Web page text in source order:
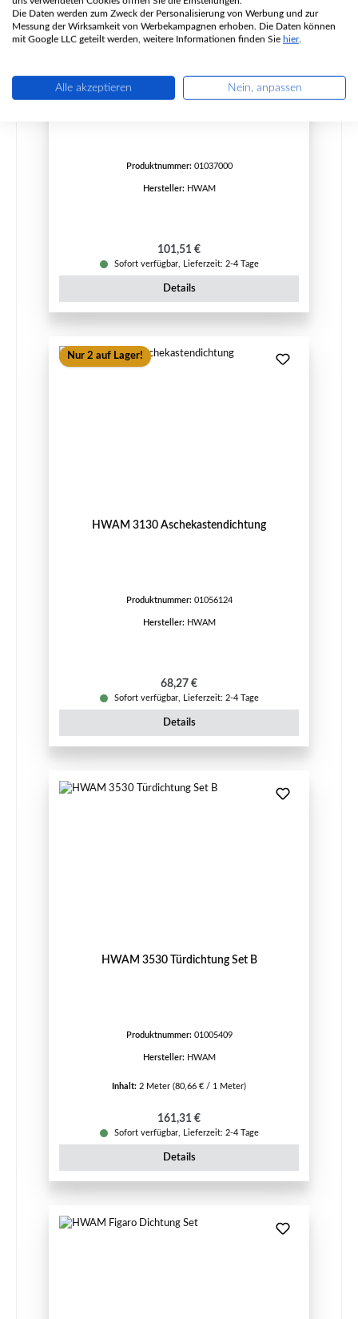
HWAM Beethoven Dichtung Set
Produktnummer: 01037000
Hersteller: HWAM
Regulärer Preis:
101,51 €
Sofort verfügbar, Lieferzeit: 2-4 Tage
Details
Nur 2 auf Lager!
HWAM 3130 Aschekastendichtung
Produktnummer: 01056124
Hersteller: HWAM
Regulärer Preis:
68,27 €
Sofort verfügbar, Lieferzeit: 2-4 Tage
Details
HWAM 3530 Türdichtung Set B
Produktnummer: 01005409
Hersteller: HWAM
Inhalt: 2 Meter (80,66 € / 1 Meter)
Regulärer Preis:
161,31 €
Sofort verfügbar, Lieferzeit: 2-4 Tage
Details
Die Daten werden zum Zweck der Personalisierung von Werbung und zur
Messung der Wirksamkeit von Werbekampagnen erhoben. Die Daten können
mit Google LLC geteilt werden, weitere Informationen finden Sie hier.
Alle akzeptieren Nein, anpassen